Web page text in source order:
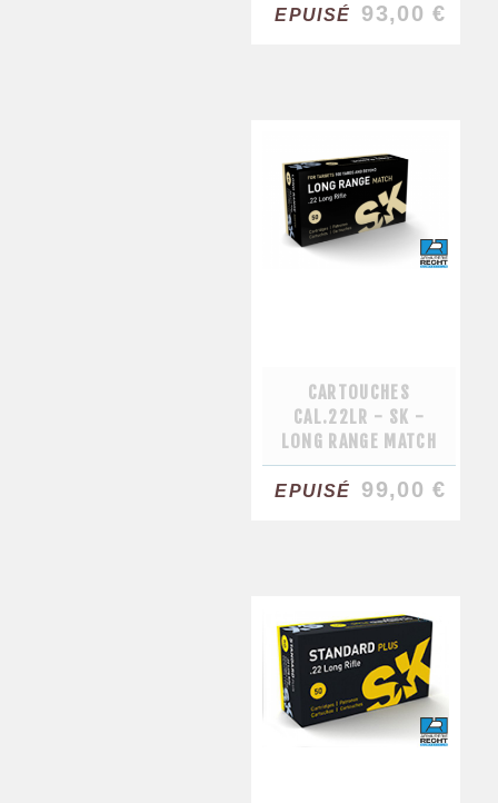
EPUISÉ 93,00 €
CARTOUCHES
CAL.22LR - SK -
LONG RANGE MATCH
EPUISÉ 99,00 €